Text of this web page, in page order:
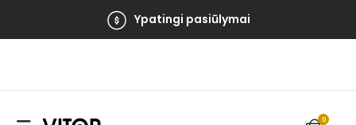
Ypatingi pasiūlymai
0